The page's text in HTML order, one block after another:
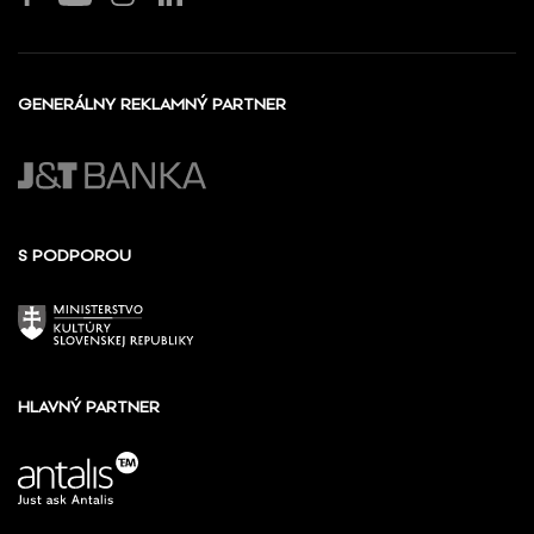
GENERÁLNY REKLAMNÝ PARTNER
S PODPOROU
HLAVNÝ PARTNER